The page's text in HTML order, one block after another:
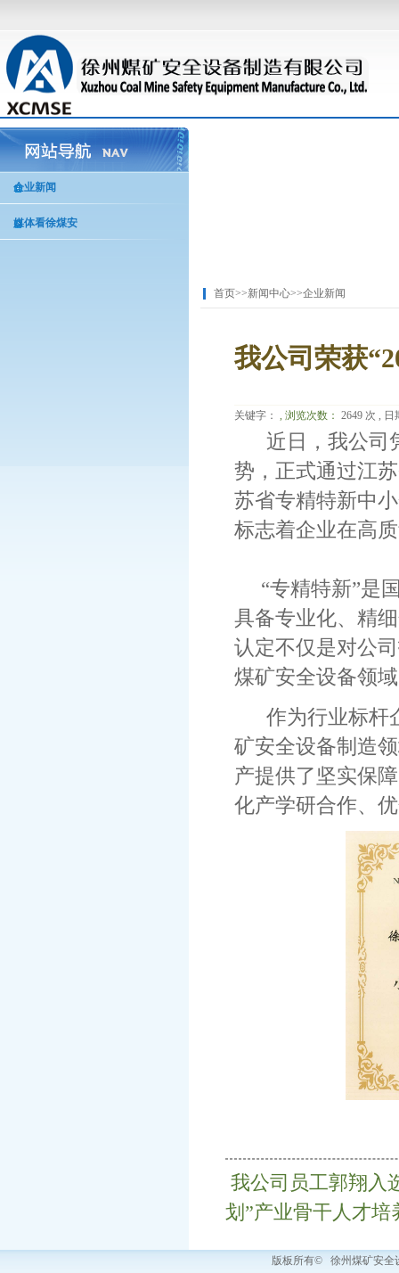
企业新闻
媒体看徐煤安
首页>>新闻中心>>企业新闻
我公司荣获
关键字： , 浏览次数： 2649 次 , 日
近日，我公司
势，正式通过江
苏省专精特新中
标志着企业在高
“专精特新”是
具备专业化、精
认定不仅是对公
煤矿安全设备领
作为行业标杆
矿安全设备制造
产提供了坚实保
化产学研合作、
我公司员工郭翔入
划”产业骨干人才培
版板所有© 徐州煤矿安